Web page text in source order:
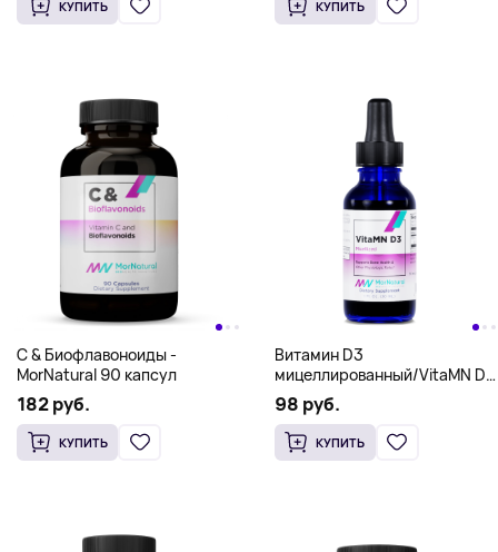
Клетчатка AGLS Fiber -
MorNatural 10.6 oz (300 g)
КУПИТЬ
Аминокислоты для
поддержки печени и II фазы
детоксикации Amino Phase II
Detox - MorNatural 180 caps
КУПИТЬ